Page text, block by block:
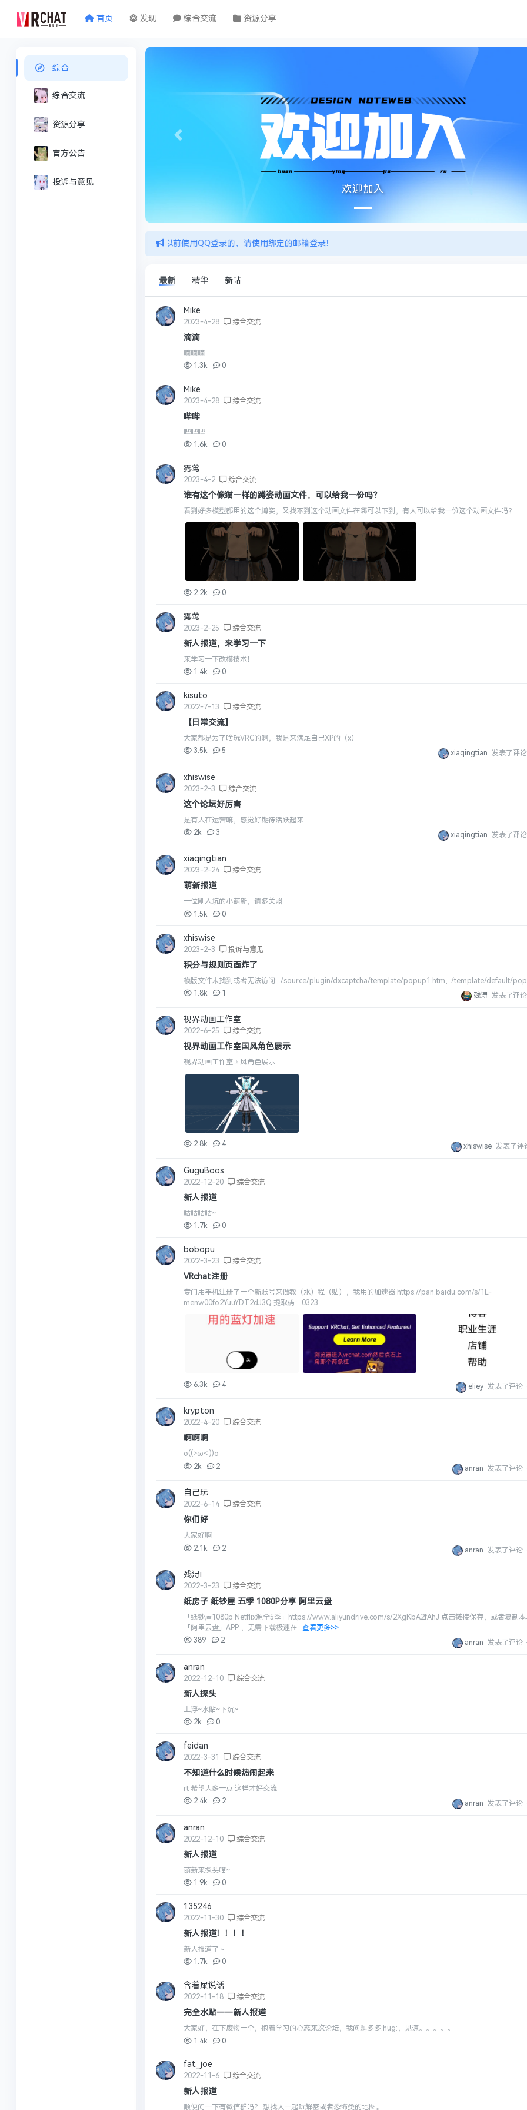
首页 发现 综合交流 资源分享
综合
综合交流
资源分享
官方公告
投诉与意见
欢迎加入
Previous
以前使用QQ登录的，请使用绑定的邮箱登录！
最新 精华 新帖
Mike
2023-4-28 综合交流
滴滴
嘀嘀嘀
1.3k
0
Mike
2023-4-28 综合交流
哔哔
哔哔哔
1.6k
0
雾莺
2023-4-2 综合交流
谁有这个像猫一样的蹲姿动画文件，可以给我一份吗？
看到好多模型都用的这个蹲姿，又找不到这个动画文件在哪可以下到，有人可以给我一份这个动画文件吗？
2.2k 0
雾莺
2023-2-25 综合交流
新人报道，来学习一下
来学习一下改模技术！
1.4k
0
kisuto
2022-7-13 综合交流
【日常交流】
大家都是为了啥玩VRC的啊，我是来满足自己XP的（x）
3.5k
5 xiaqingtian 发表了评论
xhiswise
2023-2-3 综合交流
这个论坛好厉害
是有人在运营嘛，感觉好期待活跃起来
2k
3 xiaqingtian 发表了评论
xiaqingtian
2023-2-24 综合交流
萌新报道
一位刚入坑的小萌新，请多关照
1.5k
0
xhiswise
2023-2-3 投诉与意见
积分与规则页面炸了
模版文件未找到或者无法访问: ./source/plugin/dxcaptcha/template/popup1.htm, ./template/default/
1.8k
1 残浔 发表了评论
视界动画工作室
2022-6-25 综合交流
视界动画工作室国风角色展示
视界动画工作室国风角色展示
2.8k 4 xhiswise 发表了评
GuguBoos
2022-12-20 综合交流
新人报道
咕咕咕咕~
1.7k
0
bobopu
2022-3-23 综合交流
VRchat注册
专门用手机注册了一个新账号来做教（水）程（贴），我用的加速器 https://pan.baidu.com/s/1L-
menw00fo2YuuYDT2dJ3Q 提取码：0323
6.3k 4 eliey 发表了评论 ·
krypton
2022-4-20 综合交流
啊啊啊
o((>ω< ))o
2k
2 anran 发表了评论 ·
自己玩
2022-6-14 综合交流
你们好
大家好啊
2.1k
2 anran 发表了评论 ·
残浔i
2022-3-23 综合交流
纸房子 纸钞屋 五季 1080P分享 阿里云盘
「纸钞屋1080p Netflix源全5季」https://www.aliyundrive.com/s/2XgKbA2fAhJ 点击链接保存，或者复制本
「阿里云盘」APP ，无需下载极速在...查看更多>>
389
2 anran 发表了评论 ·
anran
2022-12-10 综合交流
新人探头
上浮~水贴~下沉~
2k
0
feidan
2022-3-31 综合交流
不知道什么时候热闹起来
rt 希望人多一点 这样才好交流
2.4k
2 anran 发表了评论 ·
anran
2022-12-10 综合交流
新人报道
萌新来探头喵~
1.9k
0
135246
2022-11-30 综合交流
新人报道！！！！
新人报道了～
1.7k
0
含着屎说话
2022-11-18 综合交流
完全水贴——新人报道
大家好，在下废物一个，抱着学习的心态来次论坛，我问题多多:hug:，见谅。。。。。
1.4k
0
fat_joe
2022-11-6 综合交流
新人报道
顺便问一下有微信群吗？ 想找人一起玩解密或者恐怖类的地图。